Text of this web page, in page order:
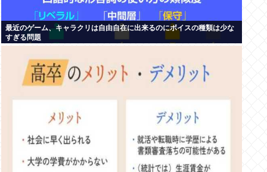
最近のゲーム、キャラクリは自由自在に出来るのにボイスの種類は少な
すぎる問題